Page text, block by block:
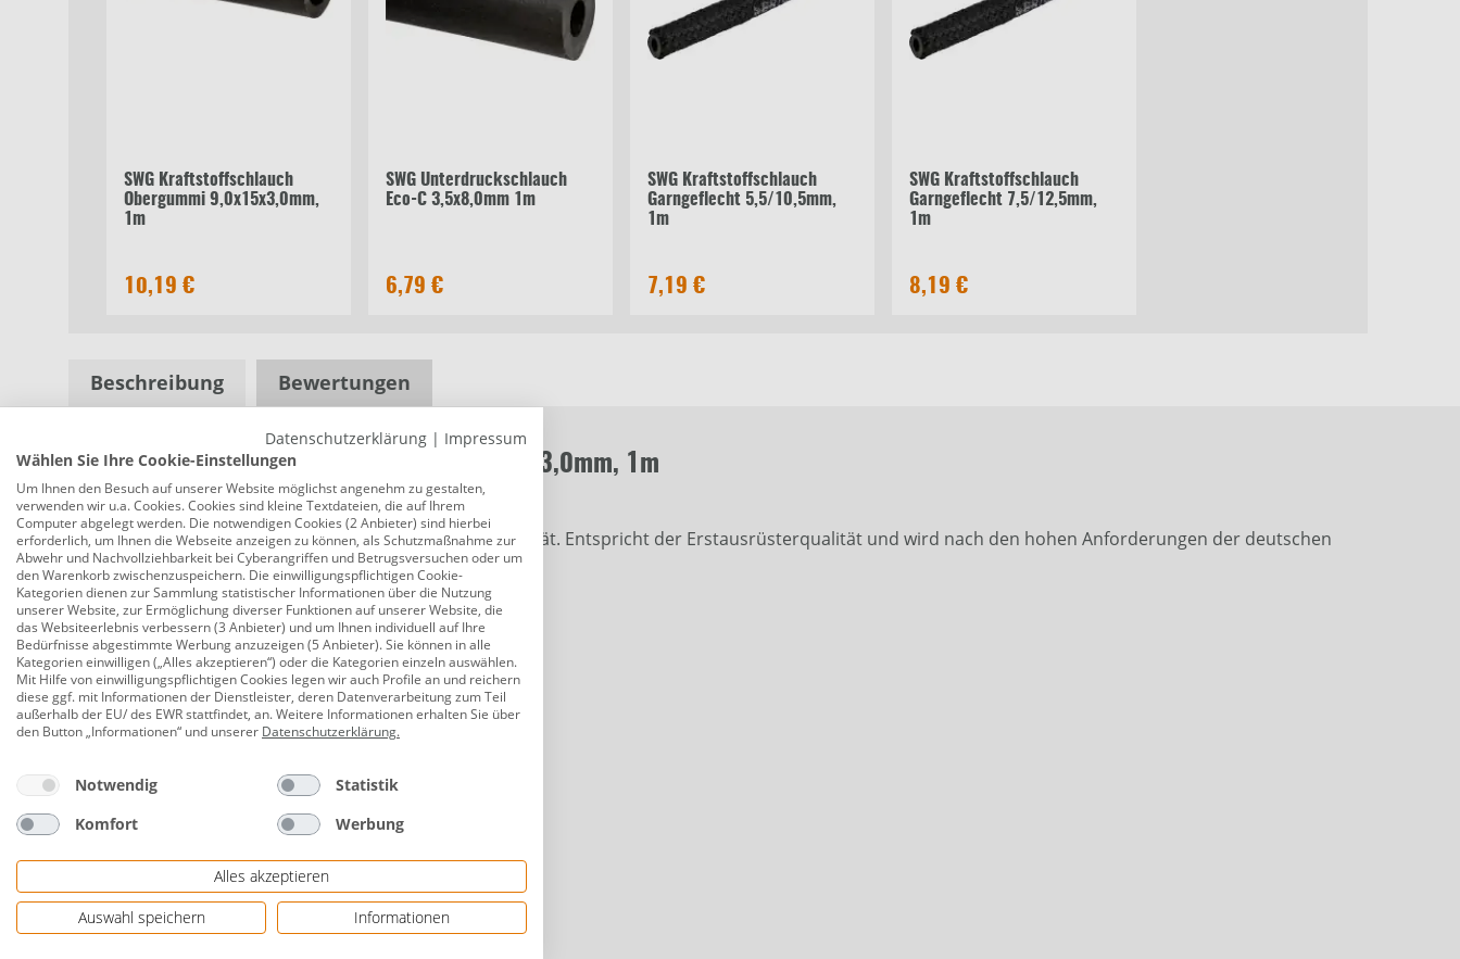
SWG Kraftstoffschlauch
Obergummi 9,0x15x3,0mm,
1m
10,19 €
SWG Unterdruckschlauch
Eco-C 3,5x8,0mm 1m
6,79 €
SWG Kraftstoffschlauch
Garngeflecht 5,5/10,5mm,
1m
7,19 €
SWG Kraftstoffschlauch
Garngeflecht 7,5/12,5mm,
1m
8,19 €
Beschreibung Bewertungen
SWG Kraftstoffschlauch Obergummi 7,5x13x3,0mm, 1m
Produktnummer: 0680650638
Das Sortiment der Marke SWG überzeugt mit guter Qualität. Entspricht der Erstausrüsterqualität und wird nach den hohen Anforderungen der deutschen
Automobilindustrie sowie nach DIN 73379 hergestellt.
Länge: 1 m
Dehnbarkeit: 250 %
Stärke: 3 mm
Abmessung: 7,5 x 13 mm (Ø Innen x Ø Außen)
Material: Obergummi
Lieferumfang: 1 Stück
Typ DIN 2A (ersetzt TYP ER)
E10-beständig
nicht geeignet für Bio-Diesel!
Datenschutzerklärung | Impressum
Wählen Sie Ihre Cookie-Einstellungen
Um Ihnen den Besuch auf unserer Website möglichst angenehm zu gestalten,
verwenden wir u.a. Cookies. Cookies sind kleine Textdateien, die auf Ihrem
Computer abgelegt werden. Die notwendigen Cookies (2 Anbieter) sind hierbei
erforderlich, um Ihnen die Webseite anzeigen zu können, als Schutzmaßnahme zur
Abwehr und Nachvollziehbarkeit bei Cyberangriffen und Betrugsversuchen oder um
den Warenkorb zwischenzuspeichern. Die einwilligungspflichtigen Cookie-
Kategorien dienen zur Sammlung statistischer Informationen über die Nutzung
unserer Website, zur Ermöglichung diverser Funktionen auf unserer Website, die
das Websiteerlebnis verbessern (3 Anbieter) und um Ihnen individuell auf Ihre
Bedürfnisse abgestimmte Werbung anzuzeigen (5 Anbieter). Sie können in alle
Kategorien einwilligen („Alles akzeptieren“) oder die Kategorien einzeln auswählen.
Mit Hilfe von einwilligungspflichtigen Cookies legen wir auch Profile an und reichern
diese ggf. mit Informationen der Dienstleister, deren Datenverarbeitung zum Teil
außerhalb der EU/ des EWR stattfindet, an. Weitere Informationen erhalten Sie über
den Button „Informationen“ und unserer Datenschutzerklärung.
Notwendig
Statistik
Komfort
Werbung
Alles akzeptieren
Auswahl speichern
Informationen